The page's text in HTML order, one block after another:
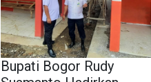
Bupati Bogor Rudy